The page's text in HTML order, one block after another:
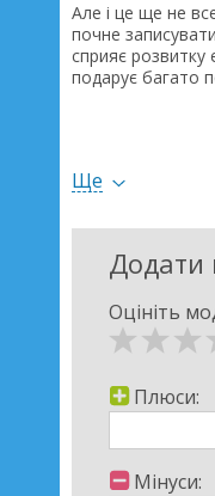
Але і це ще не
почне
сприяє розвитку
подарує багато
Ще
Додати
Оцініть
Плюси:
Мінуси: